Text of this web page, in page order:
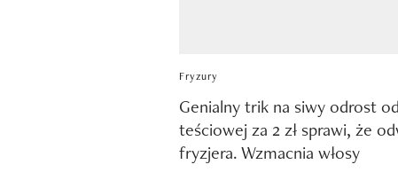
Fryzury
Genialny trik na siwy odrost od
teściowej za 2 zł sprawi, że
fryzjera. Wzmacnia włosy